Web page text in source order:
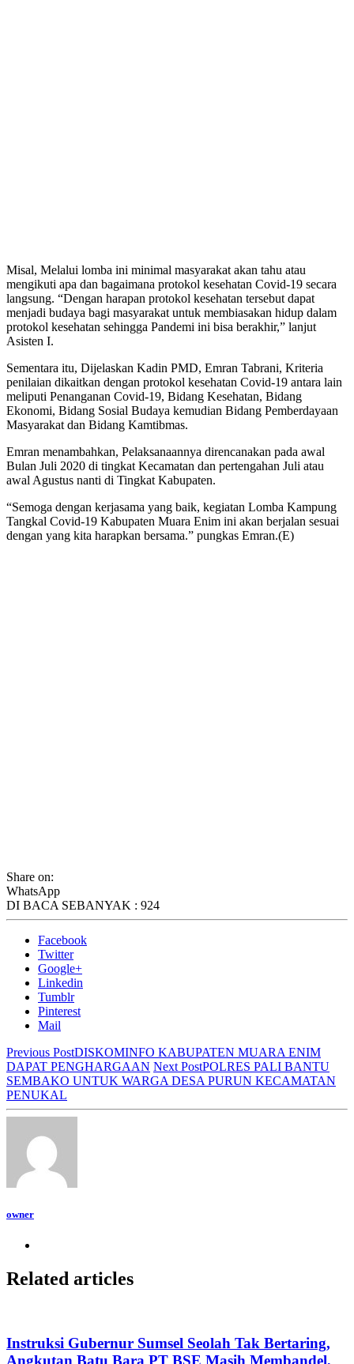
Misal, Melalui lomba ini minimal masyarakat akan tahu atau
mengikuti apa dan bagaimana protokol kesehatan Covid-19 secara
langsung. “Dengan harapan protokol kesehatan tersebut dapat
menjadi budaya bagi masyarakat untuk membiasakan hidup dalam
protokol kesehatan sehingga Pandemi ini bisa berakhir,” lanjut
Asisten I.
Sementara itu, Dijelaskan Kadin PMD, Emran Tabrani, Kriteria
penilaian dikaitkan dengan protokol kesehatan Covid-19 antara lain
meliputi Penanganan Covid-19, Bidang Kesehatan, Bidang
Ekonomi, Bidang Sosial Budaya kemudian Bidang Pemberdayaan
Masyarakat dan Bidang Kamtibmas.
Emran menambahkan, Pelaksanaannya direncanakan pada awal
Bulan Juli 2020 di tingkat Kecamatan dan pertengahan Juli atau
awal Agustus nanti di Tingkat Kabupaten.
“Semoga dengan kerjasama yang baik, kegiatan Lomba Kampung
Tangkal Covid-19 Kabupaten Muara Enim ini akan berjalan sesuai
dengan yang kita harapkan bersama.” pungkas Emran.(E)
Share on:
WhatsApp
DI BACA SEBANYAK : 924
Facebook
Twitter
Google+
Linkedin
Tumblr
Pinterest
Mail
Previous PostDISKOMINFO KABUPATEN MUARA ENIM
DAPAT PENGHARGAAN Next PostPOLRES PALI BANTU
SEMBAKO UNTUK WARGA DESA PURUN KECAMATAN
PENUKAL
owner
Related articles
Instruksi Gubernur Sumsel Seolah Tak Bertaring,
Angkutan Batu Bara PT BSE Masih Membandel,